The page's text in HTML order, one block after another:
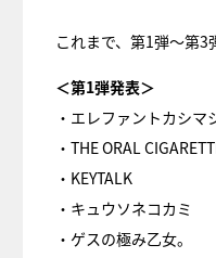
これまで、第1弾～第3
＜第1弾発表＞
・エレファントカシマ
・THE ORAL
・KEYTALK
・キュウソネコカミ
・ゲスの極み乙女。